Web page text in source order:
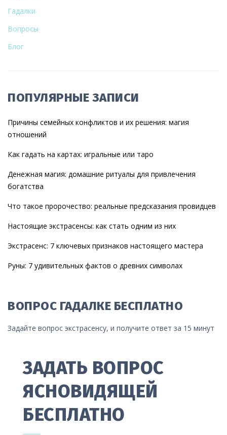
Гадалки
Вопросы
Блог
ПОПУЛЯРНЫЕ ЗАПИСИ
Причины семейных конфликтов и их решения: магия
отношений
Как гадать на картах: игральные или таро
Денежная магия: домашние ритуалы для привлечения
богатства
Что такое пророчество: реальные предсказания провидцев
Настоящие экстрасенсы: как стать одним из них
Экстрасенс: 7 ключевых признаков настоящего мастера
Руны: 7 удивительных фактов о древних символах
ВОПРОС ГАДАЛКЕ БЕСПЛАТНО
Задайте вопрос экстрасенсу, и получите ответ за 15 минут
ЗАДАТЬ ВОПРОС
ЯСНОВИДЯЩЕЙ
БЕСПЛАТНО